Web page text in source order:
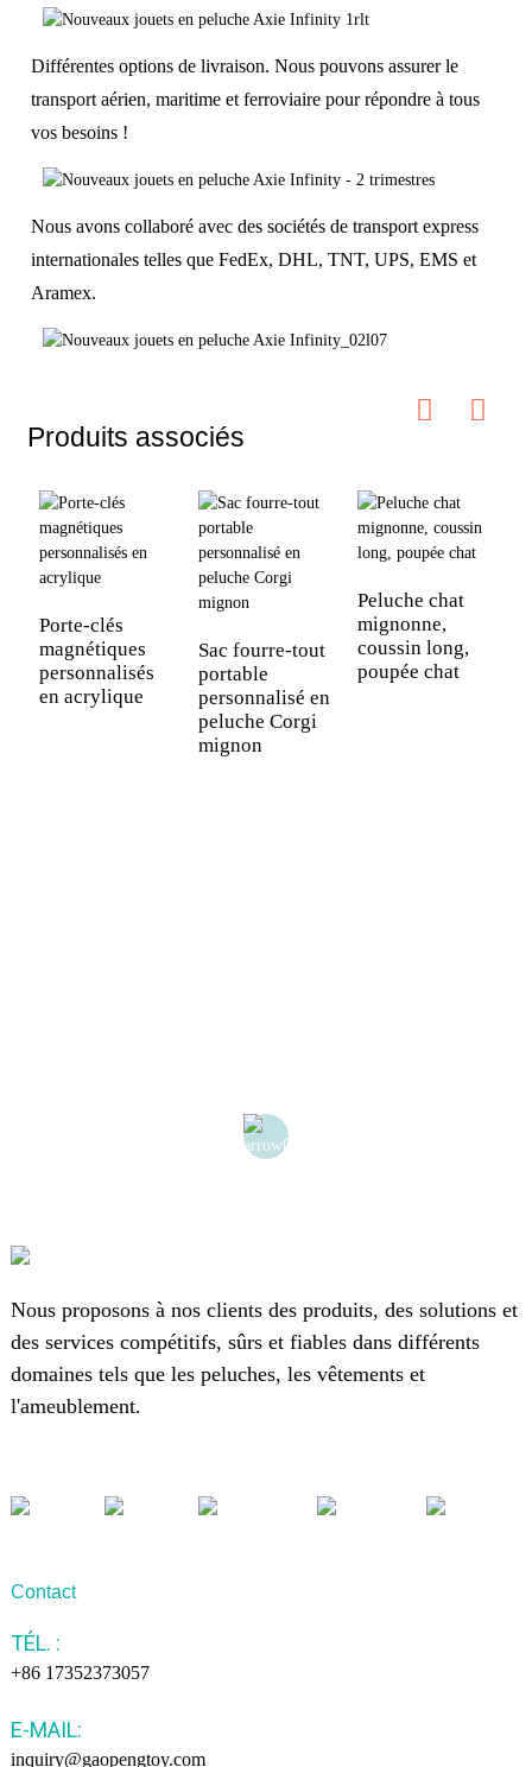
Différentes options de livraison. Nous pouvons assurer le
transport aérien, maritime et ferroviaire pour répondre à tous
vos besoins !
Nous avons collaboré avec des sociétés de transport express
internationales telles que FedEx, DHL, TNT, UPS, EMS et
Aramex.
Produits associés
Porte-clés
magnétiques
personnalisés
en acrylique
Sac fourre-tout
portable
personnalisé en
peluche Corgi
mignon
Peluche chat
mignonne,
coussin long,
poupée chat
Nous proposons à nos clients des produits, des solutions et
des services compétitifs, sûrs et fiables dans différents
domaines tels que les peluches, les vêtements et
l'ameublement.
Contact
TÉL. :
+86 17352373057
E-MAIL:
inquiry@gaopengtoy.com